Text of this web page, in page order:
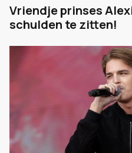
Vriendje prinses
schulden te zitten!